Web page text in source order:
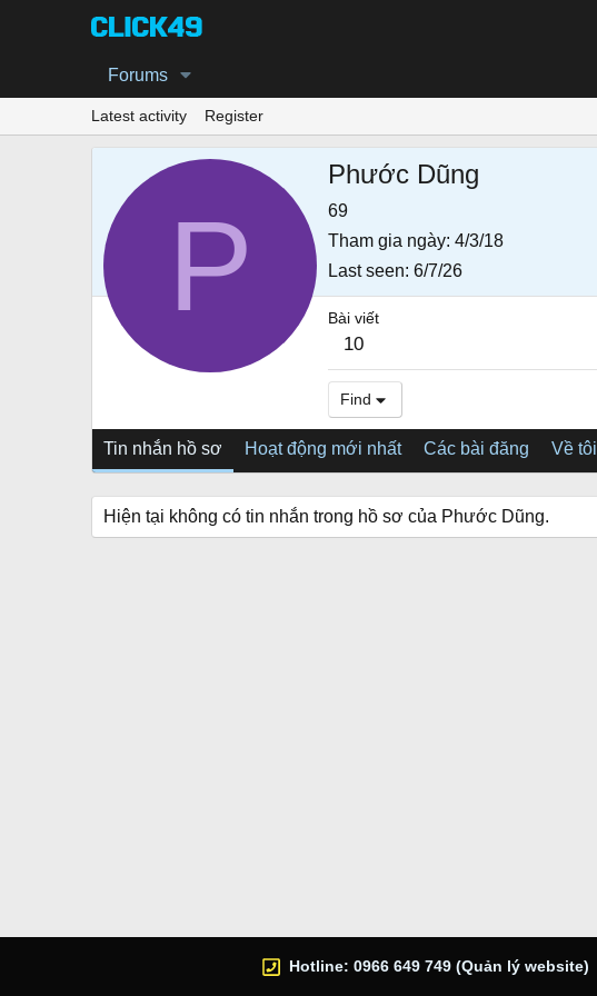
Forums
Latest activity Register
P
Phước Dũng
69
Tham gia ngày 4/3/18
Last seen 6/7/26
Bài viết
10
Find
Tin nhắn hồ sơ Hoạt động mới nhất Các bài đăng Về tôi
Hiện tại không có tin nhắn trong hồ sơ của Phước Dũng.
Hotline: 0966 649 749 (Quản lý website)